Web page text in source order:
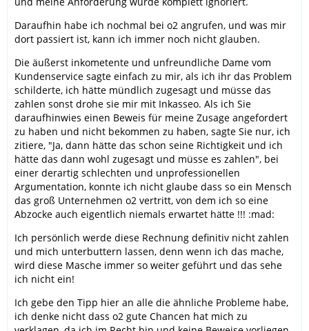
Daraufhin habe ich nochmal bei o2 angrufen, und was mir
dort passiert ist, kann ich immer noch nicht glauben.
Die äußerst inkometente und unfreundliche Dame vom
Kundenservice sagte einfach zu mir, als ich ihr das Problem
schilderte, ich hätte mündlich zugesagt und müsse das
zahlen sonst drohe sie mir mit Inkasseo. Als ich Sie
daraufhinwies einen Beweis für meine Zusage angefordert
zu haben und nicht bekommen zu haben, sagte Sie nur, ich
zitiere, "Ja, dann hätte das schon seine Richtigkeit und ich
hätte das dann wohl zugesagt und müsse es zahlen", bei
einer derartig schlechten und unprofessionellen
Argumentation, konnte ich nicht glaube dass so ein Mensch
das groß Unternehmen o2 vertritt, von dem ich so eine
Abzocke auch eigentlich niemals erwartet hätte !!! :mad:
Ich persönlich werde diese Rechnung definitiv nicht zahlen
und mich unterbuttern lassen, denn wenn ich das mache,
wird diese Masche immer so weiter geführt und das sehe
ich nicht ein!
Ich gebe den Tipp hier an alle die ähnliche Probleme habe,
ich denke nicht dass o2 gute Chancen hat mich zu